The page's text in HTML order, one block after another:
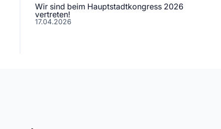
Wir sind beim Hauptstadtkongress 2026
vertreten!
17.04.2026